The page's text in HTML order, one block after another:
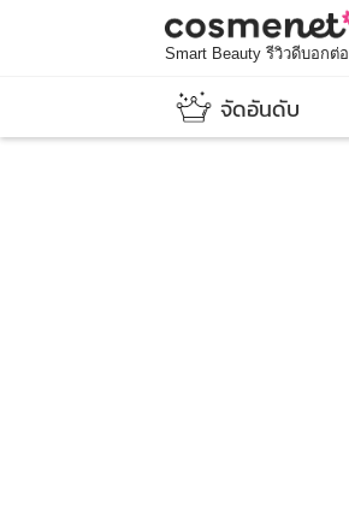
Smart Beauty รีวิวดีบอกต่อ
จัดอันดับ